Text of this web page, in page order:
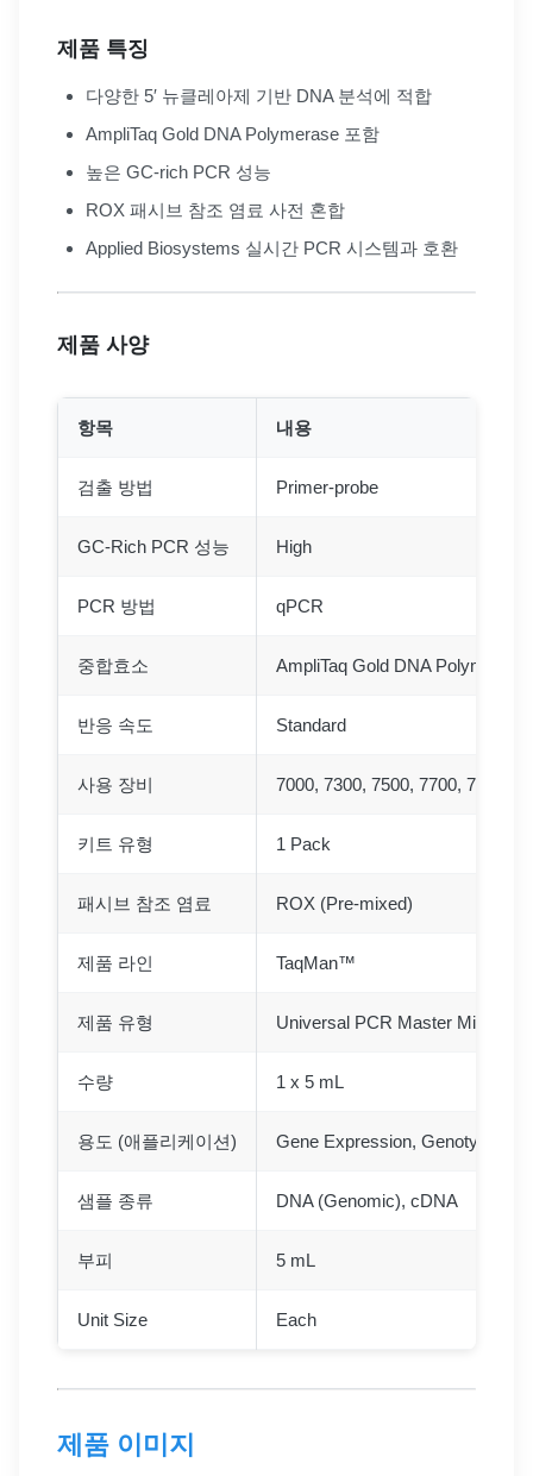
제품 특징
다양한 5′ 뉴클레아제 기반 DNA 분석에 적합
AmpliTaq Gold DNA Polymerase 포함
높은 GC-rich PCR 성능
ROX 패시브 참조 염료 사전 혼합
Applied Biosystems 실시간 PCR 시스템과 호환
제품 사양
항목 내용
검출 방법 Primer-probe
GC-Rich PCR 성능 High
PCR 방법 qPCR
중합효소 AmpliTaq Gold DNA Polymerase
반응 속도 Standard
사용 장비 7000, 7300, 7500, 7700,
키트 유형 1 Pack
패시브 참조 염료 ROX (Pre-mixed)
제품 라인 TaqMan™
제품 유형 Universal PCR Master Mix
수량 1 x 5 mL
용도 (애플리케이션) Gene Expression, Genotyping,
샘플 종류 DNA (Genomic), cDNA
부피 5 mL
Unit Size Each
제품 이미지